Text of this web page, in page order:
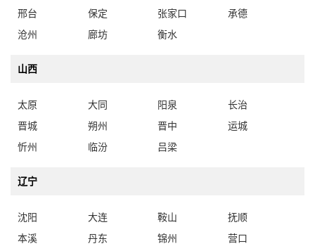
邢台
保定 张家口
承德
沧州
廊坊 衡水
山西
太原 大同 阳泉
长治
晋城
朔州 晋中
运城
忻州
临汾 吕梁
辽宁
沈阳 大连 鞍山
抚顺
本溪
丹东 锦州
营口